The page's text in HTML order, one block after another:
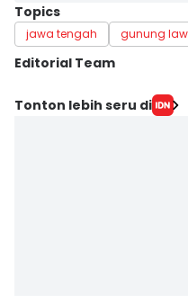
Topics
jawa tengah gunung
Editorial Team
Editor
Tonton lebih seru di